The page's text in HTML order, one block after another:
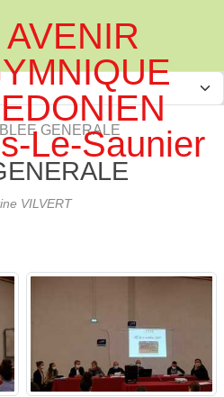
AVENIR
Le-Saunier
GENERALE
VILVERT